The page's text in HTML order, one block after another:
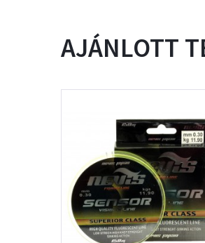
AJÁNLOTT